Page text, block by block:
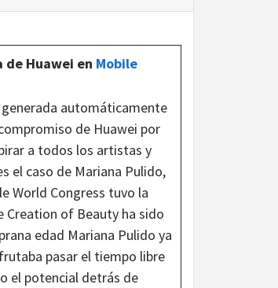
Huawei en Mobile
de Huawei por
a todos los artistas y
el caso de Mariana Pulido,
World Congress tuvo la
Creation of Beauty ha sido
edad Mariana Pulido ya
pasar el tiempo libre
el potencial detrás de